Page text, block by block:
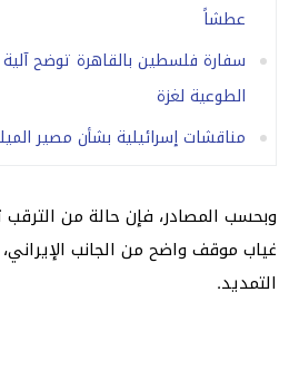
عطشاً
سفارة فلسطين بالقاهرة توضح
الطوعية لغزة
مناقشات إسرائيلية بشأن مصير
وبحسب المصادر، فإن حالة من
غياب موقف واضح من الجانب
التمديد.